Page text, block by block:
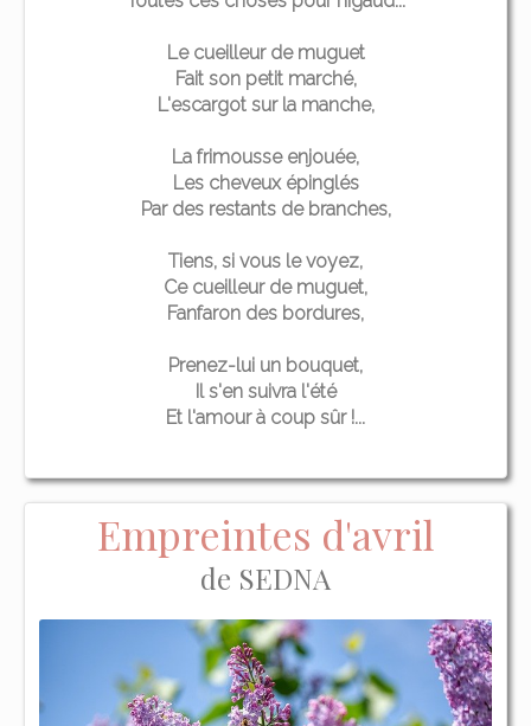
Le cueilleur de muguet
Fait son petit marché,
L'escargot sur la manche,
La frimousse enjouée,
Les cheveux épinglés
Par des restants de branches,
Tiens, si vous le voyez,
Ce cueilleur de muguet,
Fanfaron des bordures,
Prenez-lui un bouquet,
Il s'en suivra l'été
Et l'amour à coup sûr !...
Empreintes d'avril
de SEDNA